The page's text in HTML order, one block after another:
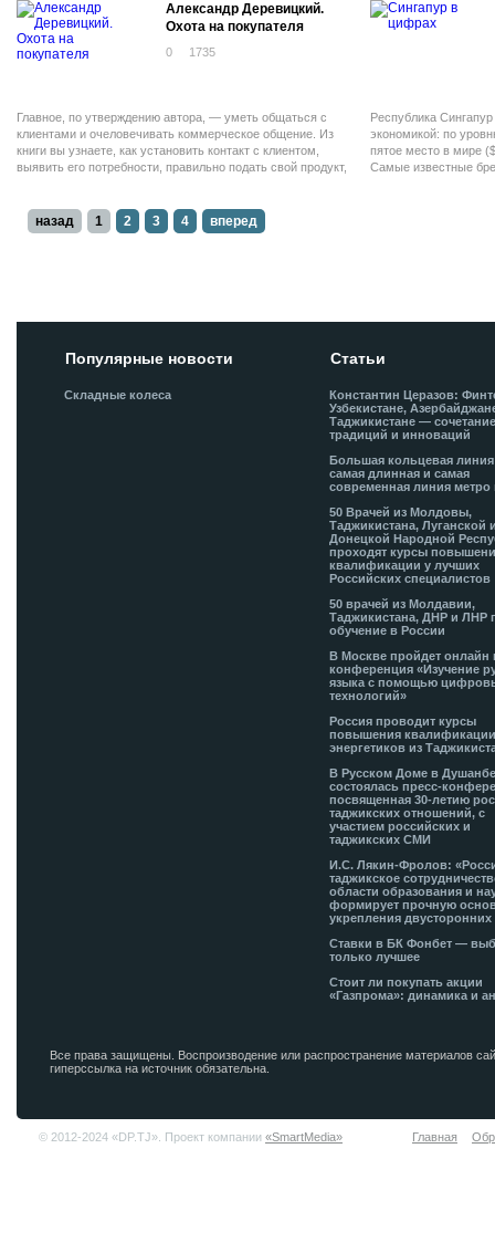
Александр Деревицкий.
Охота на покупателя
0 1735
Главное, по утверждению автора, — уметь общаться с
клиентами и очеловечивать коммерческое общение. Из
книги вы узнаете, как установить контакт с клиентом,
выявить его потребности, правильно подать свой продукт,
Республика
экономикой: по
пятое место в мире
Самые известные
назад 1 2 3 4 вперед
Популярные новости
Складные колеса
Статьи
Константин Церазов:
Узбекистане,
Таджикистане —
традиций и инноваций
Большая кольцевая
самая длинная и самая
современная линия метро
50 Врачей из Молдовы,
Таджикистана, Луганской
Донецкой Народной
проходят курсы
квалификации у лучших
Российских специалистов
50 врачей из Молдавии,
Таджикистана, ДНР и ЛНР
обучение в России
В Москве пройдет онлайн
конференция «Изучение
языка с помощью
технологий»
Россия проводит курсы
повышения
энергетиков из
В Русском Доме в
состоялась пресс-
посвященная 30-летию
таджикских отношений, с
участием российских и
таджикских СМИ
И.С. Лякин-Фролов:
таджикское
области образования и
формирует прочную
укрепления двусторонних
Ставки в БК Фонбет —
только лучшее
Стоит ли покупать акции
«Газпрома»: динамика и
Все права защищены. Воспроизводение или распространение материалов
гиперссылка на источник обязательна.
© 2012-2024 «DP.TJ». Проект компании «SmartMedia» Главная